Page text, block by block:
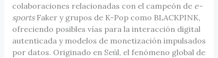
colaboraciones relacionadas con el campeón de e-
sportsFaker y grupos de K-Pop como BLACKPINK,
ofreciendo posibles vías para la interacción digital
autenticada y modelos de monetización impulsados
por datos. Originado en Seúl, el fenómeno global de